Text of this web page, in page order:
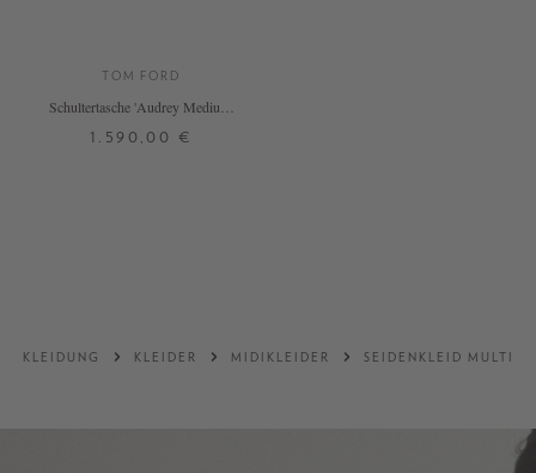
TOM FORD
Schultertasche 'Audrey Medium'
1.590,00 €
KLEIDUNG KLEIDER MIDIKLEIDER SEIDENKLEID MULTI